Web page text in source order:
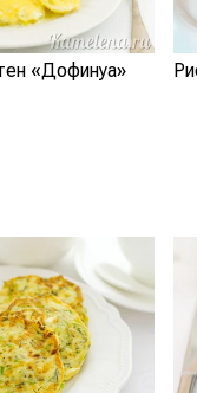
«Дофинуа»